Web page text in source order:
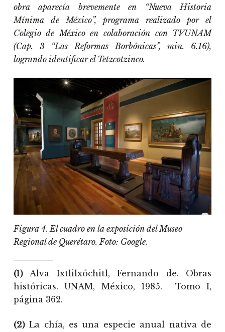
obra aparecía brevemente en “Nueva Historia
Mínima de México”, programa realizado por el
Colegio de México en colaboración con TVUNAM
(Cap. 3 “Las Reformas Borbónicas”, min. 6.16),
logrando identificar el Tetzcotzinco.
Figura 4. El cuadro en la exposición del Museo
Regional de Querétaro. Foto: Google.
(1)Alva Ixtlilxóchitl, Fernando de. Obras
históricas. UNAM, México, 1985. Tomo I,
página 362.
(2)La chía, es una especie anual nativa de